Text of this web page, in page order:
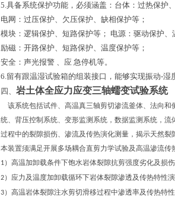
5.具备系统保护功能，必须涵盖：台体：过热保护
电网：过压保护、欠压保护、缺相保护等；
模块：逻辑保护、短路保护等； 电源：驱动保护、
励磁：开路保护、短路保护、温度保护等；
安全：声光报警 、应 急停机等。
6.留有跟温湿试验箱的组装接口，能够实现振动-湿
四、 岩土体全应力应变三轴蠕变试验系统
该系统包括试件、高温真三轴剪切渗流釜体、法向和
统、背压控制系统、变形监测系统，数据监测系统，
过程中的裂隙损伤、渗流及传热演化测量，揭示天然裂
本装置须满足开展多场耦合直剪力学试验及高温渗流传
1）高温加卸载条件下饱水岩体裂隙抗剪强度劣化及损伤
2）应力及温度加卸载循环下岩体裂隙渗透及传热特性演
3）高温岩体裂隙注水剪切滑移过程中渗透率及传热特